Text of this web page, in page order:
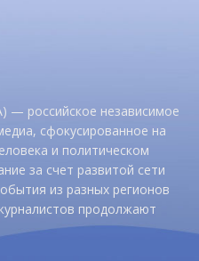
— российское независимое
сфокусированное на
и политическом
за счет развитой сети
из разных регионов
продолжают